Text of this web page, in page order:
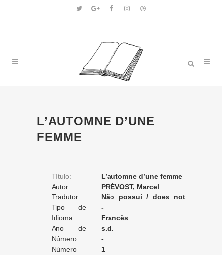
L’AUTOMNE D’UNE
FEMME
Título:
L’automne d’une femme
Autor:
PRÉVOST, Marcel
Tradutor:
Não possui / does not
apply / ne posséde pas
Tipo de
Tradução:
-
Idioma:
Francês
Ano de
Edição:
s.d.
Número
da Edição:
-
Número
1